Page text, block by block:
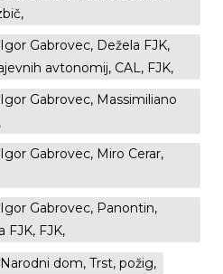
Gabrovec, Dežela FJK,
avtonomij, CAL, FJK,
Gabrovec, Massimiliano
Gabrovec, Miro Cerar,
Gabrovec, Panontin,
FJK, FJK,
dom, Trst, požig,